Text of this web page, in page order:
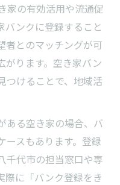
家の有効活用や流通促
バンクに登録すること
者とのマッチングが可
がります。空き家バン
つけることで、地域活
ある空き家の場合、バ
ースもあります。登録
千代市の担当窓口や専
際に「バンク登録をき